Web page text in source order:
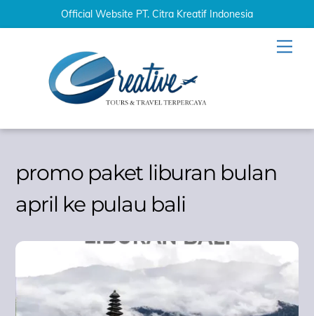
Official Website PT. Citra Kreatif Indonesia
promo paket liburan bulan
april ke pulau bali